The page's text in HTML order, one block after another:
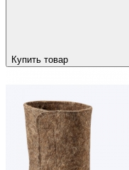
Купить товар